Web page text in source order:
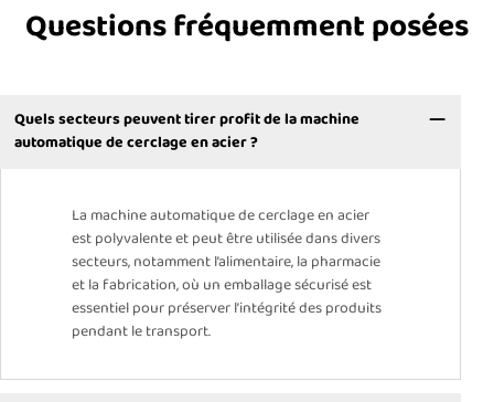
Questions fréquemment posées
Quels secteurs peuvent tirer profit de la machine
automatique de cerclage en acier ?
La machine automatique de cerclage en acier
est polyvalente et peut être utilisée dans divers
secteurs, notamment l’alimentaire, la pharmacie
et la fabrication, où un emballage sécurisé est
essentiel pour préserver l’intégrité des produits
pendant le transport.